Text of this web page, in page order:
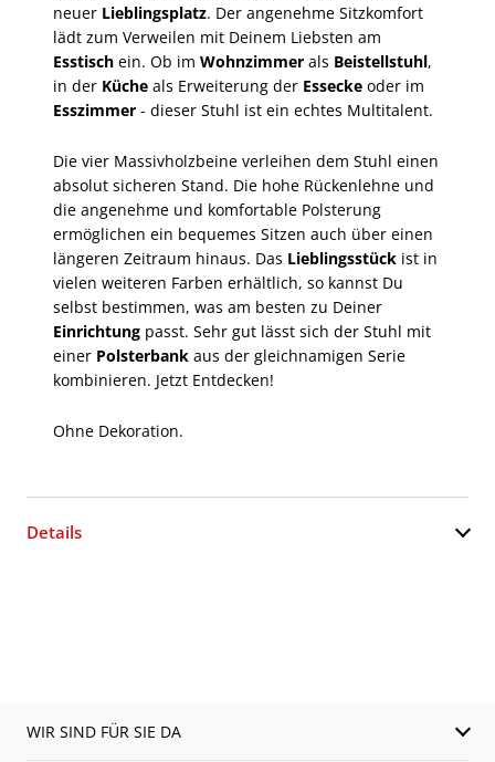
neuer Lieblingsplatz. Der angenehme Sitzkomfort
lädt zum Verweilen mit Deinem Liebsten am
Esstisch ein. Ob im Wohnzimmer als Beistellstuhl,
in der Küche als Erweiterung der Essecke oder im
Esszimmer - dieser Stuhl ist ein echtes Multitalent.
Die vier Massivholzbeine verleihen dem Stuhl einen
absolut sicheren Stand. Die hohe Rückenlehne und
die angenehme und komfortable Polsterung
ermöglichen ein bequemes Sitzen auch über einen
längeren Zeitraum hinaus. Das Lieblingsstück ist in
vielen weiteren Farben erhältlich, so kannst Du
selbst bestimmen, was am besten zu Deiner
Einrichtung passt. Sehr gut lässt sich der Stuhl mit
einer Polsterbank aus der gleichnamigen Serie
kombinieren. Jetzt Entdecken!
Ohne Dekoration.
Details
WIR SIND FÜR SIE DA